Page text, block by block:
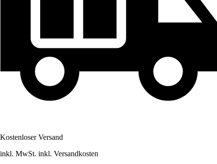
Kostenloser Versand
inkl. MwSt. inkl. Versandkosten